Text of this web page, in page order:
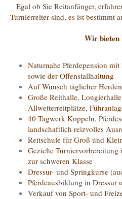
Egal ob Sie Reitanfänger,
Turnierreiter sind, es ist bestimmt
Wir bieten
Naturnahe Pferdepension
sowie der Offenstallhaltung
Auf Wunsch täglicher
Große Reithalle,
Allwetterreitplätze,
40 Tagwerk Koppeln,
landschaftlich reizvolles
Reitschule für Groß und
Gezielte
zur schweren Klasse
Dressur- und Springkurse
Pferdeausbildung in Dressur
Verkauf von Sport- und